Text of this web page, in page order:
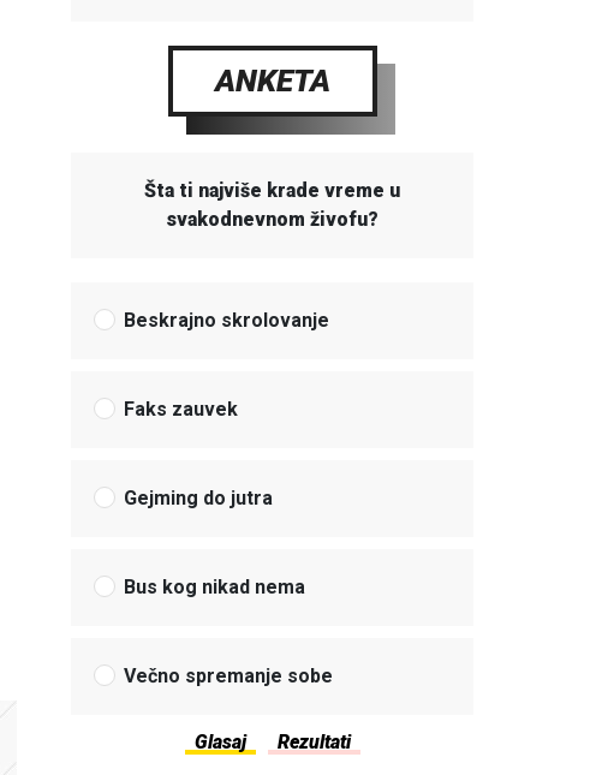
ANKETA
Šta ti najviše krade vreme u
svakodnevnom živofu?
Beskrajno skrolovanje
Faks zauvek
Gejming do jutra
Bus kog nikad nema
Večno spremanje sobe